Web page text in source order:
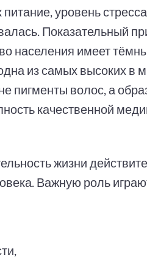
уровень
Показательный
населения имеет
из самых высоких в
пигменты волос, а
качественной
жизни
Важную роль